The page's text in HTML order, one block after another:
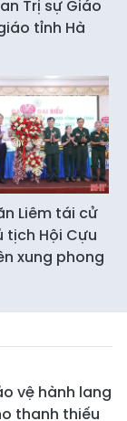
Trị sự Giáo
tỉnh Hà
Liêm tái cử
tịch Hội Cựu
xung phong
vệ hành lang
thanh thiếu